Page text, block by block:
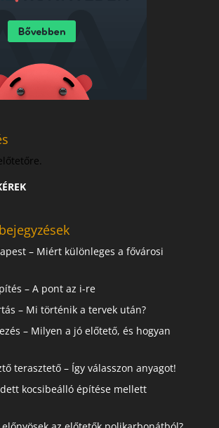
– Miért különleges a fővárosi
– A pont az i-re
– Mi történik a tervek után?
– Milyen a jó előtető, és hogyan
terasztető – Így válasszon anyagot!
kocsibeálló építése mellett